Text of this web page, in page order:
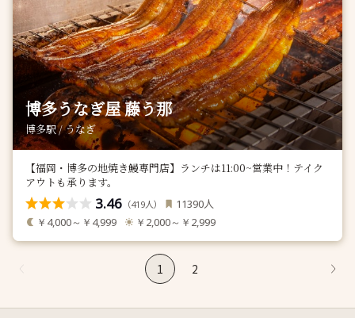
博多うなぎ屋 藤う那
博多駅 / うなぎ
【福岡・博多の地焼き鰻専門店】ランチは11:00~営業中！テイク
アウトも承ります。
3.46 （419人） 11390人
￥4,000～￥4,999 ￥2,000～￥2,999
1 2